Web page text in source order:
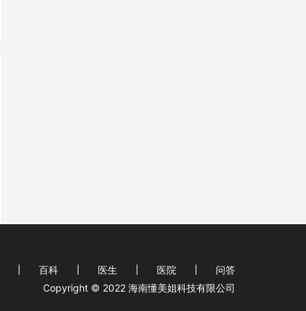
百科 医生 医院
问答
Copyright © 2022 海南懂美姐科技有限公司